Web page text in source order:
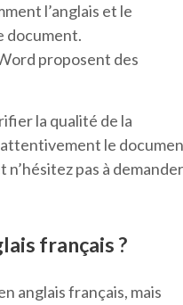
l’anglais et le
document.
proposent des
la qualité de la
le
pas à demander
français ?
anglais français, mais